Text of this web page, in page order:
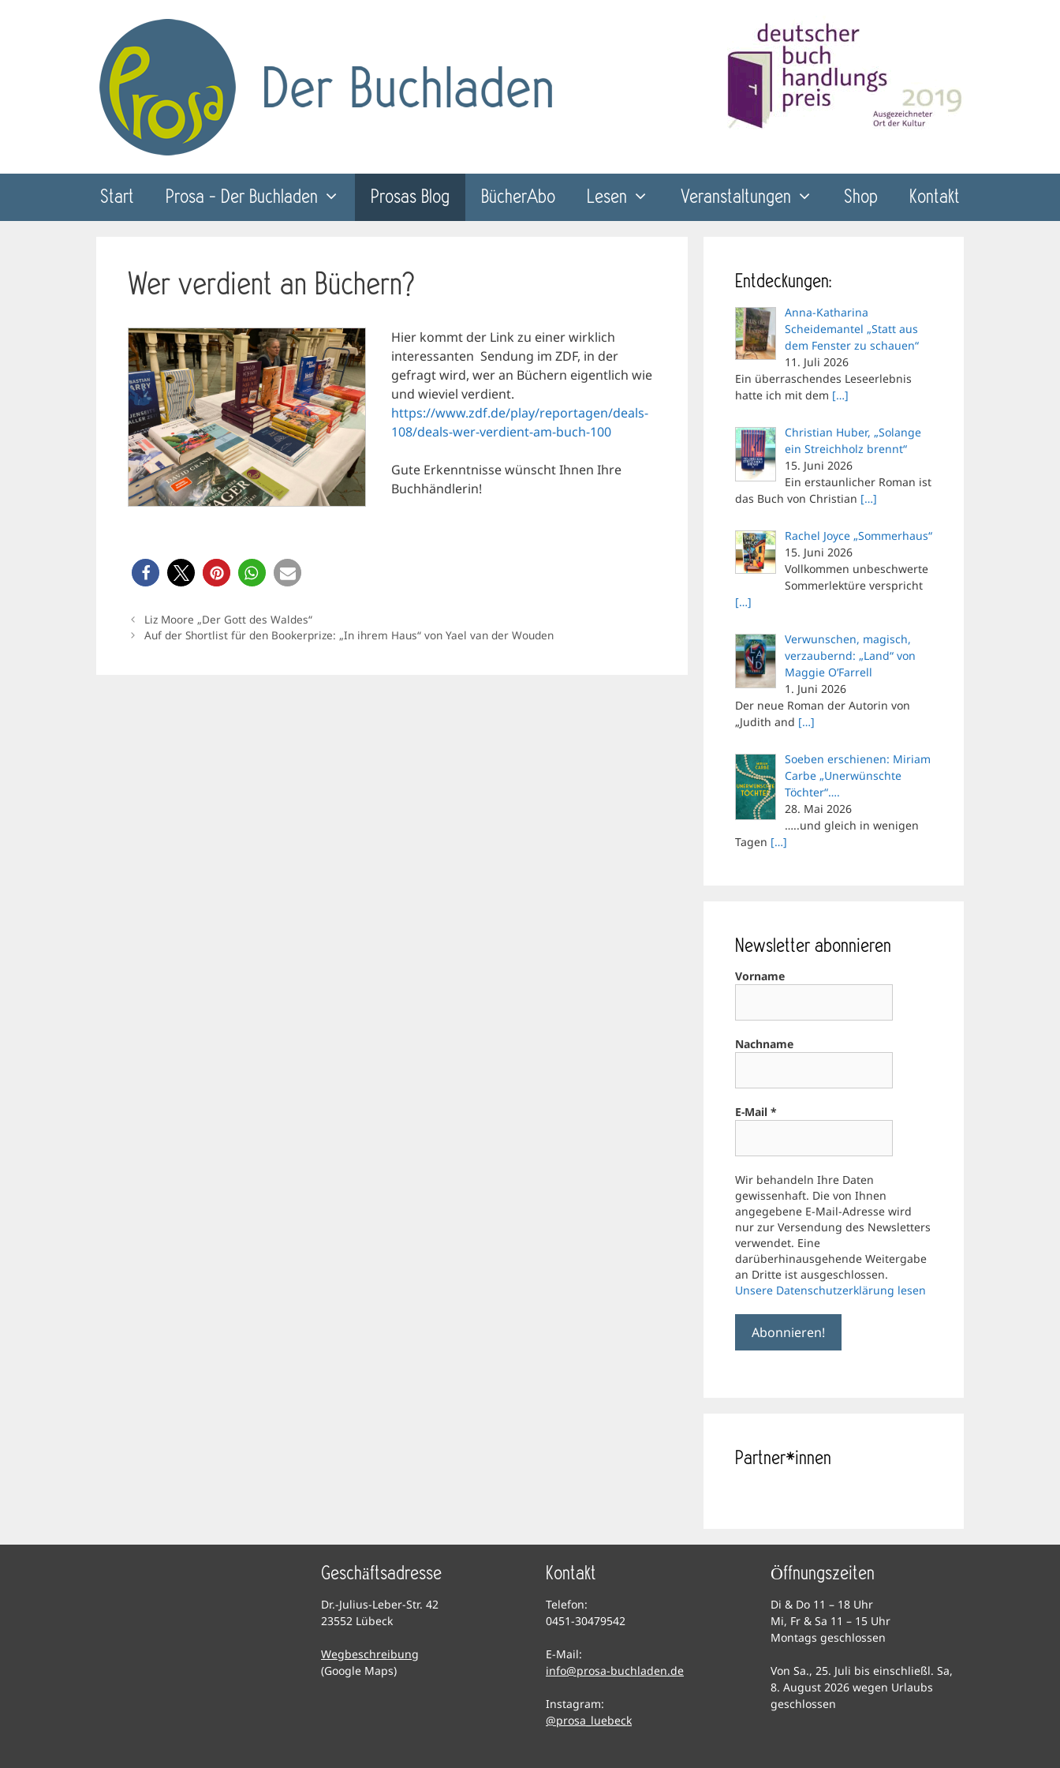
Start Prosa – Der Buchladen Prosas Blog BücherAbo Lesen Veranstaltungen Shop Kontakt
Wer verdient an Büchern?
Hier kommt der Link zu einer wirklich
interessanten Sendung im ZDF, in der
gefragt wird, wer an Büchern eigentlich wie
und wieviel verdient.
https://www.zdf.de/play/reportagen/deals-
108/deals-wer-verdient-am-buch-100
Gute Erkenntnisse wünscht Ihnen Ihre
Buchhändlerin!
Liz Moore „Der Gott des Waldes“
Auf der Shortlist für den Bookerprize: „In ihrem Haus“ von Yael van der Wouden
Entdeckungen:
Anna-Katharina
Scheidemantel „Statt aus
dem Fenster zu schauen“
11. Juli 2026
Ein überraschendes Leseerlebnis
hatte ich mit dem […]
Christian Huber, „Solange
ein Streichholz brennt“
15. Juni 2026
Ein erstaunlicher Roman ist
das Buch von Christian […]
Rachel Joyce „Sommerhaus“
15. Juni 2026
Vollkommen unbeschwerte
Sommerlektüre verspricht
[…]
Verwunschen, magisch,
verzaubernd: „Land“ von
Maggie O’Farrell
1. Juni 2026
Der neue Roman der Autorin von
„Judith and […]
Soeben erschienen: Miriam
Carbe „Unerwünschte
Töchter“….
28. Mai 2026
…..und gleich in wenigen
Tagen […]
Newsletter abonnieren
Vorname
Nachname
E-Mail *
Wir behandeln Ihre Daten
gewissenhaft. Die von Ihnen
angegebene E-Mail-Adresse wird
nur zur Versendung des Newsletters
verwendet. Eine
darüberhinausgehende Weitergabe
an Dritte ist ausgeschlossen.
Unsere Datenschutzerklärung lesen
Partner*innen
Geschäftsadresse
Dr.-Julius-Leber-Str. 42
23552 Lübeck
Wegbeschreibung
(Google Maps)
Kontakt
Telefon:
0451-30479542
E-Mail:
info@prosa-buchladen.de
Instagram:
@prosa_luebeck
Öffnungszeiten
Di & Do 11 – 18 Uhr
Mi, Fr & Sa 11 – 15 Uhr
Montags geschlossen
Von Sa., 25. Juli bis einschließl. Sa,
8. August 2026 wegen Urlaubs
geschlossen